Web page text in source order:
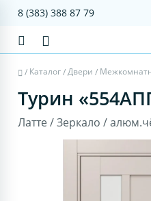
8 (383) 388 87 79
/ Каталог/Двери /
Турин
Латте / Зеркало /